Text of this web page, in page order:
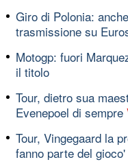
Giro di Polonia:
trasmissione su
Motogp: fuori
il titolo
Tour, dietro sua
Evenepoel di sempre
Tour, Vingegaard la
fanno parte del gioco'